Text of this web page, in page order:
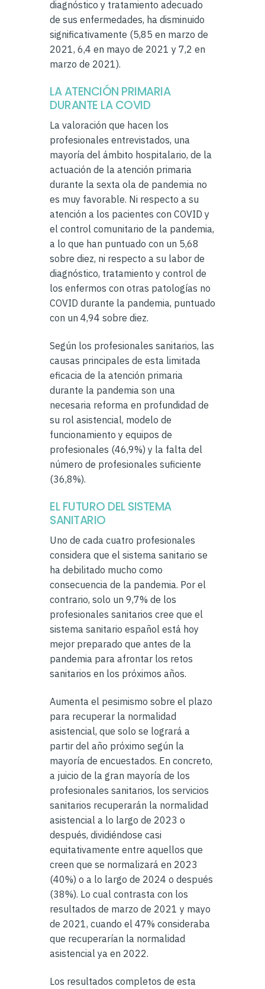
diagnóstico y tratamiento adecuado
de sus enfermedades, ha disminuido
significativamente (5,85 en marzo de
2021, 6,4 en mayo de 2021 y 7,2 en
marzo de 2021).
LA ATENCIÓN PRIMARIA
DURANTE LA COVID
La valoración que hacen los
profesionales entrevistados, una
mayoría del ámbito hospitalario, de la
actuación de la atención primaria
durante la sexta ola de pandemia no
es muy favorable. Ni respecto a su
atención a los pacientes con COVID y
el control comunitario de la pandemia,
a lo que han puntuado con un 5,68
sobre diez, ni respecto a su labor de
diagnóstico, tratamiento y control de
los enfermos con otras patologías no
COVID durante la pandemia, puntuado
con un 4,94 sobre diez.
Según los profesionales sanitarios, las
causas principales de esta limitada
eficacia de la atención primaria
durante la pandemia son una
necesaria reforma en profundidad de
su rol asistencial, modelo de
funcionamiento y equipos de
profesionales (46,9%) y la falta del
número de profesionales suficiente
(36,8%).
EL FUTURO DEL SISTEMA
SANITARIO
Uno de cada cuatro profesionales
considera que el sistema sanitario se
ha debilitado mucho como
consecuencia de la pandemia. Por el
contrario, solo un 9,7% de los
profesionales sanitarios cree que el
sistema sanitario español está hoy
mejor preparado que antes de la
pandemia para afrontar los retos
sanitarios en los próximos años.
Aumenta el pesimismo sobre el plazo
para recuperar la normalidad
asistencial, que solo se logrará a
partir del año próximo según la
mayoría de encuestados. En concreto,
a juicio de la gran mayoría de los
profesionales sanitarios, los servicios
sanitarios recuperarán la normalidad
asistencial a lo largo de 2023 o
después, dividiéndose casi
equitativamente entre aquellos que
creen que se normalizará en 2023
(40%) o a lo largo de 2024 o después
(38%). Lo cual contrasta con los
resultados de marzo de 2021 y mayo
de 2021, cuando el 47% consideraba
que recuperarían la normalidad
asistencial ya en 2022.
Los resultados completos de esta